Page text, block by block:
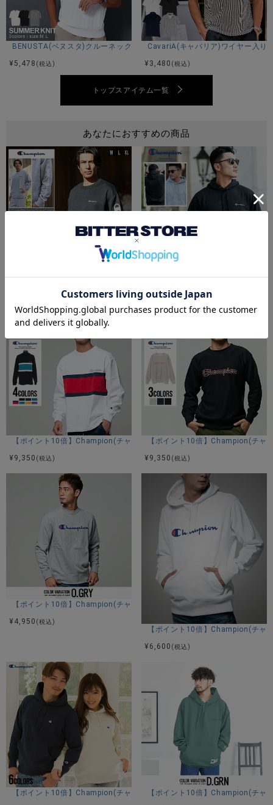
サイズ(cm)
46(L)：着丈72身幅60肩幅57袖丈62
本体：ポリエステル100%
リブ部分：ポリエステル98% ポリウレタン2%
RYO：身長180cm Lサイズ着用
カラー展開
オックスフォードグレー ブラック
アイテムガイド
伸縮性-あり 透け感-なし 生地の厚み-普通 裏地-なし
※当店スタッフの個人的な感想になります。お客様により、感
じ方等異なる場合がございますので、あくまでもご参考とし
てご利用ください。
BENUSTA(ベヌスタ)クルーネック半袖ニット/3色
¥ 5,478 (税込)
CavariA(キャバリア)ワイヤー入り
¥ 3,480 (税込)
トップスアイテム一覧
あなたにおすすめの商品
【ポイント10倍】Champion(チャンピオン)テックウィーブクルーネック
【ポイント10倍】Champion(チャ
¥8,690(税込)
【ポイント10倍】Champion(チャンピオン)切替デザインロングスリーブ
¥ 9,350 (税込)
【ポイント10倍】Champion(チャ
¥ 9,350 (税込)
【ポイント10倍】Champion(チャンピオン)フルロゴクルーネックスウェ
¥ 4,950 (税込)
【ポイント10倍】Champion(チャ
¥ 6,600 (税込)
【ポイント10倍】Champion(チャンピオン)Cロゴ刺繍裏毛スウェットプ
【ポイント10倍】Champion(チャ